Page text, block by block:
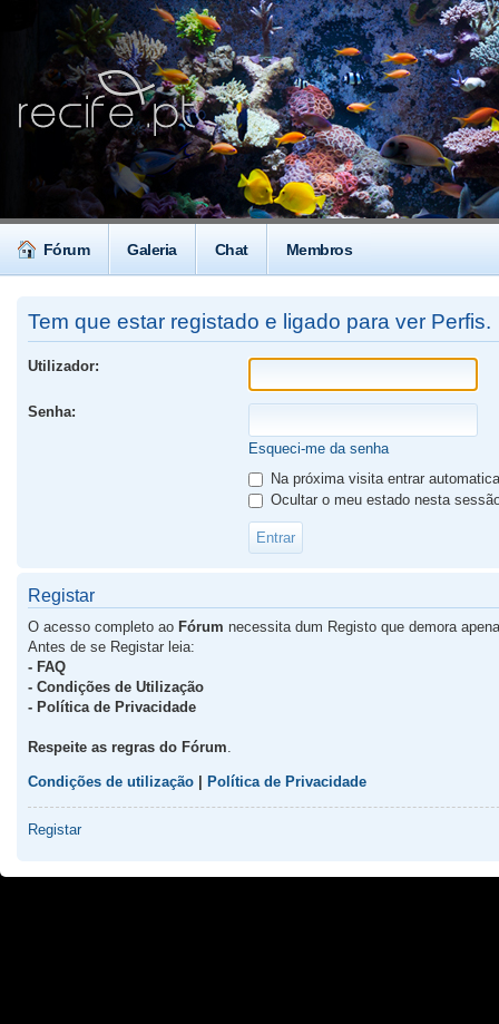
Fórum Galeria Chat Membros
Tem que estar registado e ligado para ver Perfis.
Utilizador:
Senha:
Esqueci-me da senha
Na próxima visita entrar
Ocultar o meu estado nesta
Registar
O acesso completo ao Fórum necessita dum Registo que demora
Antes de se Registar leia:
- FAQ
- Condições de Utilização
- Política de Privacidade
Respeite as regras do Fórum
Condições de utilização Política de Privacidade
Registar